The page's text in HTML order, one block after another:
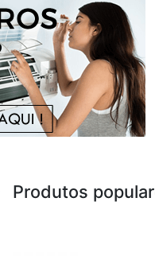
Produtos